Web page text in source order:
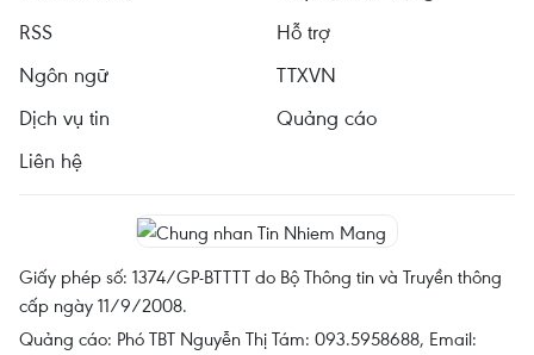
RSS
Hỗ trợ
Ngôn ngữ
TTXVN
Dịch vụ tin
Quảng cáo
Liên hệ
Giấy phép số: 1374/GP-BTTTT do Bộ Thông tin và Truyền thông
cấp ngày 11/9/2008.
Quảng cáo: Phó TBT Nguyễn Thị Tám: 093.5958688, Email: